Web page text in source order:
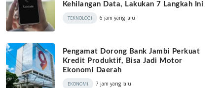
Kehilangan Data, Lakukan 7 Langkah Ini
TEKNOLOGI 6 jam yang lalu
Pengamat Dorong Bank Jambi Perkuat
Kredit Produktif, Bisa Jadi Motor
Ekonomi Daerah
EKONOMI 7 jam yang lalu